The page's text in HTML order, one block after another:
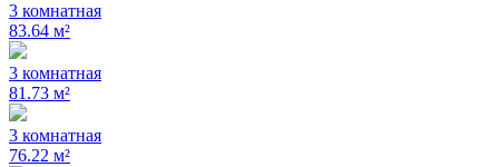
3 комнатная
83.64 м²
3 комнатная
81.73 м²
3 комнатная
76.22 м²